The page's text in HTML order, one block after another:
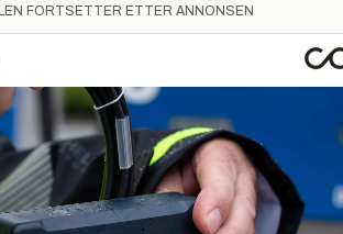
FORTSETTER ETTER ANNONSEN